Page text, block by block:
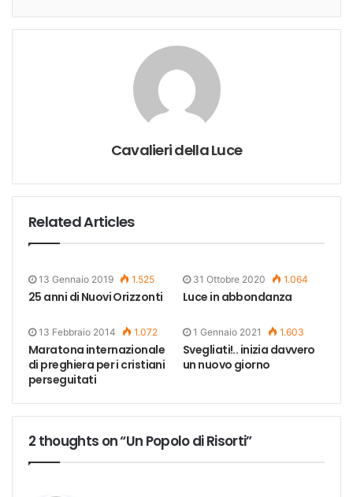
Cavalieri della Luce
Related Articles
13 Gennaio 2019 1.525
25 anni di Nuovi Orizzonti
31 Ottobre 2020 1.064
Luce in abbondanza
13 Febbraio 2014 1.072
Maratona internazionale
di preghiera per i cristiani
perseguitati
1 Gennaio 2021 1.603
Svegliati!.. inizia davvero
un nuovo giorno
2 thoughts on “Un Popolo di Risorti”